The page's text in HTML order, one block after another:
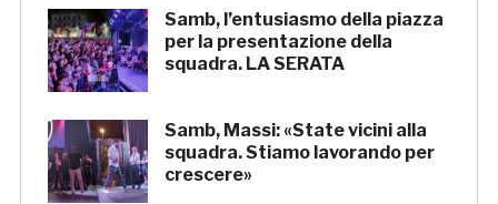
Samb, l’entusiasmo della piazza
per la presentazione della
squadra. LA SERATA
Samb, Massi: «State vicini alla
squadra. Stiamo lavorando per
crescere»